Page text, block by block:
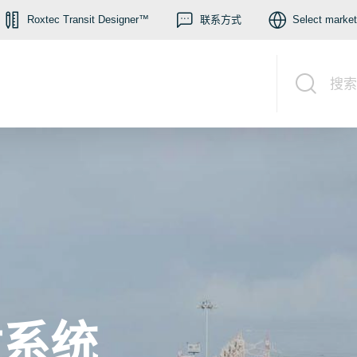
Roxtec Transit Designer™ 联系方式 Select market
搜索
统